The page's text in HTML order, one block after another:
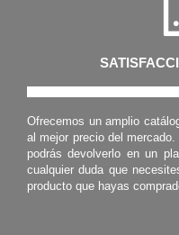
Ofrecemos un amplio
al mejor precio del
podrás devolverlo en un
cualquier duda que
producto que hayas